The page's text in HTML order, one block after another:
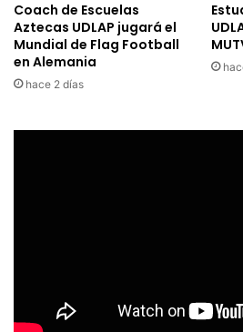
Coach de Escuelas
Aztecas UDLAP jugará el
Mundial de Flag Football
en Alemania
hace 2 días